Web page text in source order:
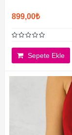
899,00₺
Sepete Ekle